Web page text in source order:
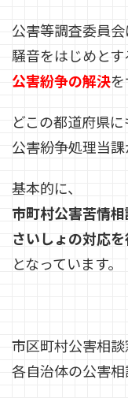
公害等調査委員会
騒音をはじめとす
公害紛争の解決
どこの都道府県
公害紛争処理当課
基本的に、
市町村公害苦情
さいしょの対応
となっています。
市区町村公害相談
各自治体の公害相